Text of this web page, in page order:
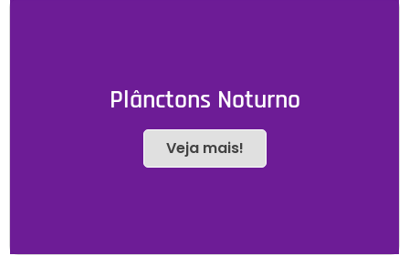
Plânctons Noturno
Veja mais!